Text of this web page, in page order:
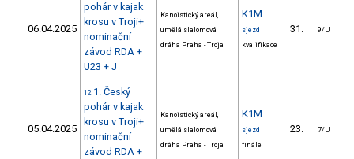
06.04.2025
pohár v kajak
krosu v Troji+
nominační
závod RDA +
U23 + J
Kanoistický areál,
umělá slalomová
dráha Praha - Troja
K1M
sjezd
kvalifikace
31. 9/U23
05.04.2025
12 1. Český
pohár v kajak
krosu v Troji+
nominační
závod RDA +
Kanoistický areál,
umělá slalomová
dráha Praha - Troja
K1M
sjezd
finále
23. 7/U23